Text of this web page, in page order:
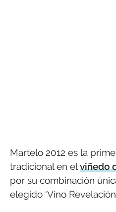
Martelo 2012 es la
tradicional en elviñedo
por su combinación
elegido ‘Vino